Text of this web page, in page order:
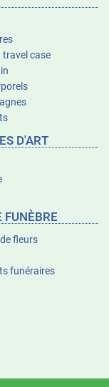
travel case
D'ART
FUNÈBRE
fleurs
funéraires